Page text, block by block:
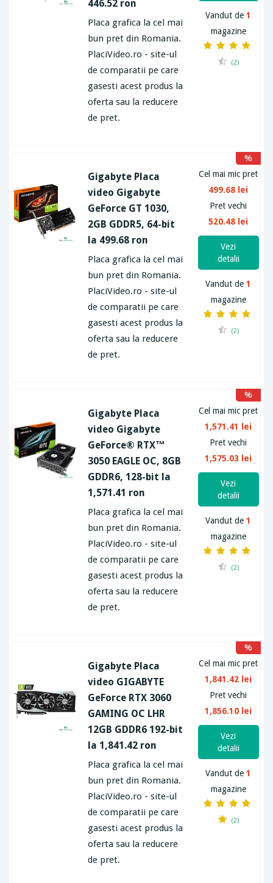
446.52 ron
Placa grafica la cel mai
bun pret din Romania.
PlaciVideo.ro - site-ul
de comparatii pe care
gasesti acest produs la
oferta sau la reducere
de pret.
Vandut de1
magazine
(2)
Gigabyte Placa
video Gigabyte
GeForce GT 1030,
2GB GDDR5, 64-bit
la 499.68 ron
Placa grafica la cel mai
bun pret din Romania.
PlaciVideo.ro - site-ul
de comparatii pe care
gasesti acest produs la
oferta sau la reducere
de pret.
Cel mai mic pret
499.68 lei
Pret vechi
520.48 lei
%
Vezi
detalii
Vandut de1
magazine
(2)
Gigabyte Placa
video Gigabyte
GeForce® RTX™
3050 EAGLE OC, 8GB
GDDR6, 128-bit la
1,571.41 ron
Placa grafica la cel mai
bun pret din Romania.
PlaciVideo.ro - site-ul
de comparatii pe care
gasesti acest produs la
oferta sau la reducere
de pret.
Cel mai mic pret
1,571.41 lei
Pret vechi
1,575.03 lei
%
Vezi
detalii
Vandut de1
magazine
(2)
Gigabyte Placa
video GIGABYTE
GeForce RTX 3060
GAMING OC LHR
12GB GDDR6 192-bit
la 1,841.42 ron
Placa grafica la cel mai
bun pret din Romania.
PlaciVideo.ro - site-ul
de comparatii pe care
gasesti acest produs la
oferta sau la reducere
de pret.
Cel mai mic pret
1,841.42 lei
Pret vechi
1,856.10 lei
%
Vezi
detalii
Vandut de1
magazine
(2)